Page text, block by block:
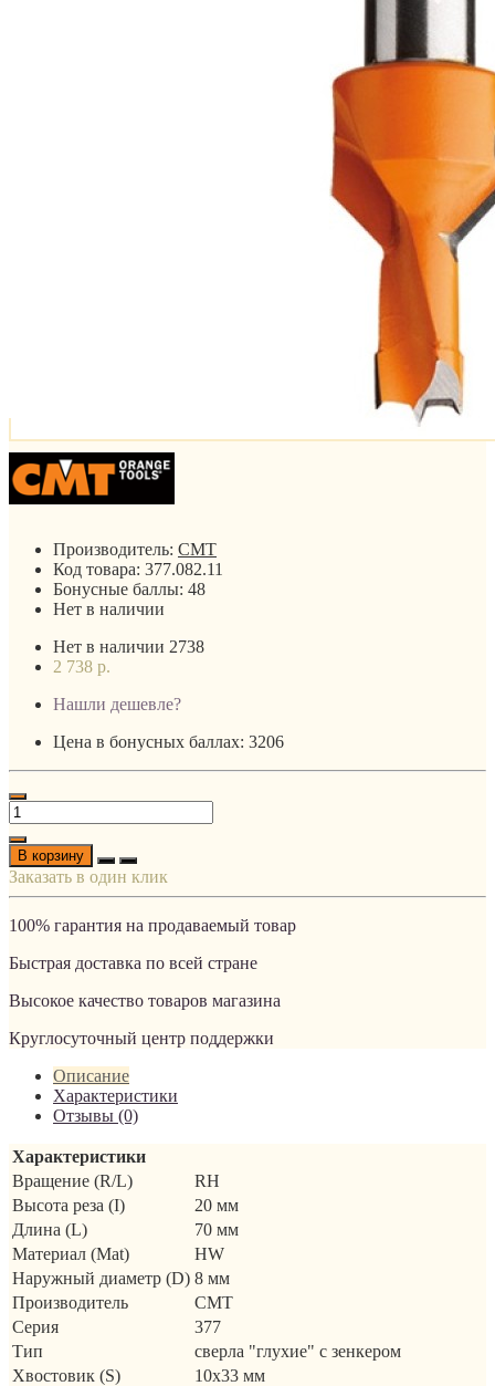
Производитель: CMT
Код товара: 377.082.11
Бонусные баллы: 48
Нет в наличии
Нет в наличии 2738
2 738 р.
Нашли дешевле?
Цена в бонусных баллах: 3206
В корзину
Заказать в один клик
100% гарантия на продаваемый товар
Быстрая доставка по всей стране
Высокое качество товаров магазина
Круглосуточный центр поддержки
Описание
Характеристики
Отзывы (0)
Характеристики
Вращение (R/L)
RH
Высота реза (I)
20 мм
Длина (L)
70 мм
Материал (Mat)
HW
Наружный диаметр (D) 8 мм
Производитель
CMT
Серия
377
Тип
сверла "глухие" с зенкером
Хвостовик (S)
10x33 мм